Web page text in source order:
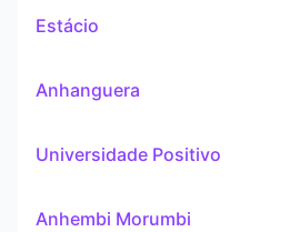
Estácio
Anhanguera
Universidade Positivo
Anhembi Morumbi